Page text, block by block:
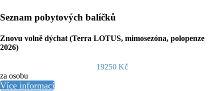
Seznam pobytových balíčků
Znovu volně dýchat (Terra LOTUS, mimosezóna, polopenze
2026)
19250 Kč
za osobu
Více informací